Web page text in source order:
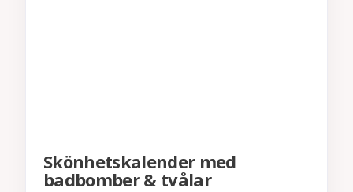
Skönhetskalender med
badbomber & tvålar